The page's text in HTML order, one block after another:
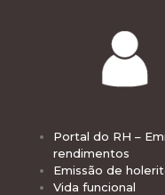
Portal do RH –
rendimentos
Emissão de
Vida funcional